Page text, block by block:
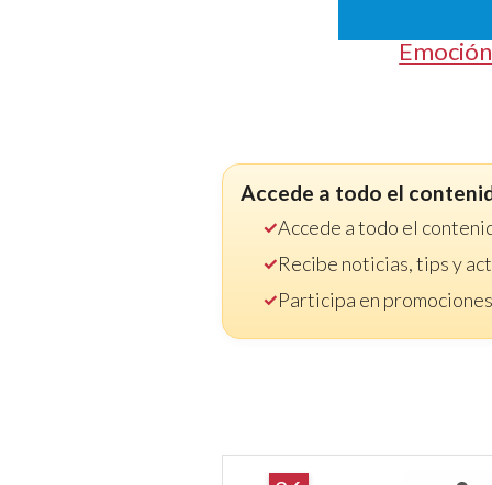
Accede a todo el
Accede a todo el
Recibe noticias, tips y
Participa en